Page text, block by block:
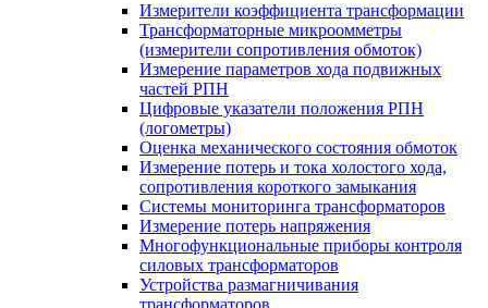
Измерители коэффициента трансформации
Трансформаторные микроомметры
(измерители сопротивления обмоток)
Измерение параметров хода подвижных
частей РПН
Цифровые указатели положения РПН
(логометры)
Оценка механического состояния обмоток
Измерение потерь и тока холостого хода,
сопротивления короткого замыкания
Системы мониторинга трансформаторов
Измерение потерь напряжения
Многофункциональные приборы контроля
силовых трансформаторов
Устройства размагничивания